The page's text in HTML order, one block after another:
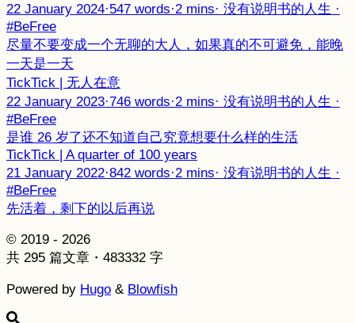
22 January 2024·547 words·2 mins· 没有说明书的人生 ·
#BeFree
尽量不要变成一个无聊的大人，如果真的不可避免，能晚
一天是一天
TickTick | 无人在意
22 January 2023·746 words·2 mins· 没有说明书的人生 ·
#BeFree
是谁 26 岁了还不知道自己究竟想要什么样的生活
TickTick | A quarter of 100 years
21 January 2022·842 words·2 mins· 没有说明书的人生 ·
#BeFree
先活着，剩下的以后再说
© 2019 - 2026
共 295 篇文章・483332 字
Powered by Hugo & Blowfish